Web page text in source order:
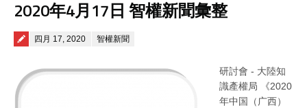
2020年4月17日 智權新聞彙整
Posted on
四月 17, 2020 智權新聞
研討會 - 大陸知
識產權局 《2020
年中国（广西）